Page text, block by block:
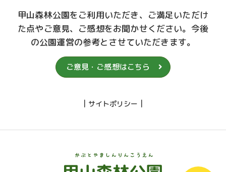
甲山森林公園をご利用いただき、ご満足いただけ
た点やご意見、ご感想をお聞かせください。今後
の公園運営の参考とさせていただきます。
ご意見・ご感想はこちら
| サイトポリシー |